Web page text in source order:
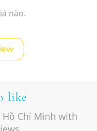
nào.
like
Chí Minh with